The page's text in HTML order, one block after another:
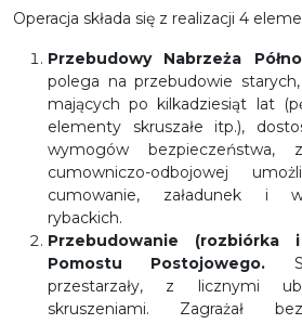
Operacja składa się z realizacji 4
Przebudowy Nabrzeża
polega na przebudowie
mających po kilkadziesiąt lat
elementy skruszałe itp.),
wymogów bezpieczeństwa,
cumowniczo-odbojowej
cumowanie, załadunek i
rybackich.
Przebudowanie (rozbiórka
Pomostu Postojowego.
przestarzały, z licznymi
skruszeniami. Zagrażał